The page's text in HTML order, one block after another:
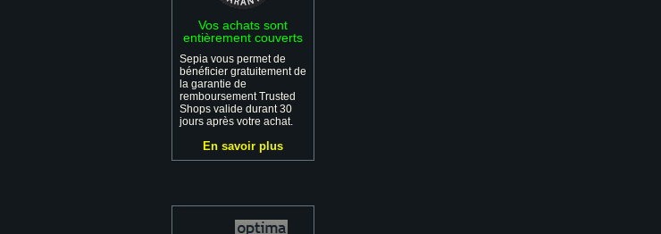
Vos achats sont
entièrement couverts
Sepia vous permet de
bénéficier gratuitement de
la garantie de
remboursement Trusted
Shops valide durant 30
jours après votre achat.
En savoir plus